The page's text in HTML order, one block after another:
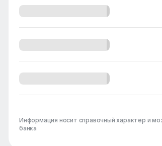
Информация носит справочный характер и
банка